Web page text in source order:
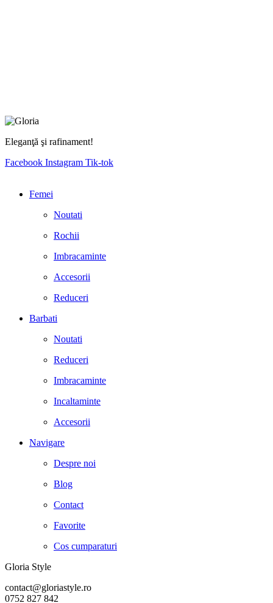
Eleganţă şi rafinament!
Facebook Instagram Tik-tok
Femei
Noutati
Rochii
Imbracaminte
Accesorii
Reduceri
Barbati
Noutati
Reduceri
Imbracaminte
Incaltaminte
Accesorii
Navigare
Despre noi
Blog
Contact
Favorite
Cos cumparaturi
Gloria Style
contact@gloriastyle.ro
0752 827 842